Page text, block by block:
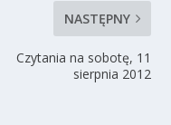
NASTĘPNY
Czytania na sobotę, 11
sierpnia 2012